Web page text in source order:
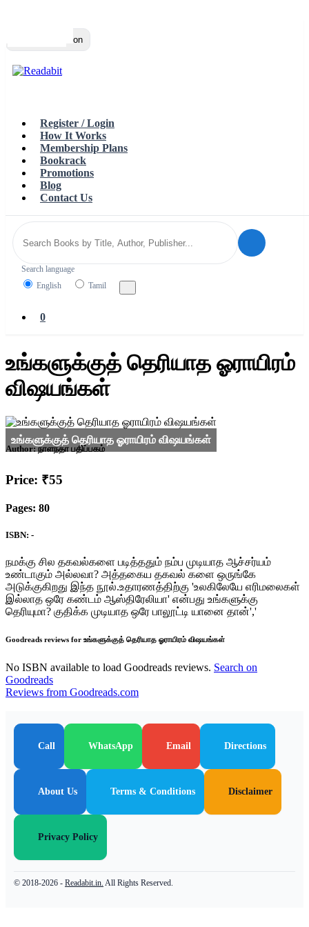
Toggle navigation
Register / Login
How It Works
Membership Plans
Bookrack
Promotions
Blog
Contact Us
Search language
English
Tamil
0
உங்களுக்குத் தெரியாத ஓராயிரம்
விஷயங்கள்
Author:நாளந்தா பதிப்பகம்
Price: ₹55
Pages: 80
ISBN: -
நமக்கு சில தகவல்களை படித்ததும் நம்ப முடியாத ஆச்சர்யம்
உண்டாகும் அல்லவா? அத்தகைய தகவல் களை ஒருங்கே
அடுக்குகிறது இந்த நூல்.உதாரணத்திற்கு 'உலகிலேயே எரிமலைகள்
இல்லாத ஒரே கண்டம் ஆஸ்திரேலியா' என்பது உங்களுக்கு
தெரியுமா? குதிக்க முடியாத ஒரே பாலூட்டி யானை தான்','
Goodreads reviews for உங்களுக்குத் தெரியாத ஓராயிரம் விஷயங்கள்
No ISBN available to load Goodreads reviews. Search on
Goodreads
Reviews from Goodreads.com
Call WhatsApp Email Directions
About Us Terms & Conditions Disclaimer
Privacy Policy
© 2018-2026 - Readabit.in. All Rights Reserved.